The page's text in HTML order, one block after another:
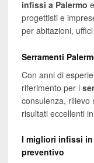
infissi a Palermo
progettisti e
per abitazioni,
Serramenti
Con anni di
riferimento per i
consulenza, rilievo
risultati eccellenti
I migliori infissi in
preventivo